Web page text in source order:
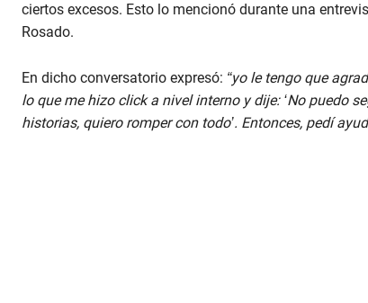
ciertos excesos. Esto lo mencionó durante una
Rosado.
En dicho conversatorio expresó: “yo le tengo que
lo que me hizo click a nivel interno y dije: ‘No puedo
historias, quiero romper con todo’. Entonces, pedí